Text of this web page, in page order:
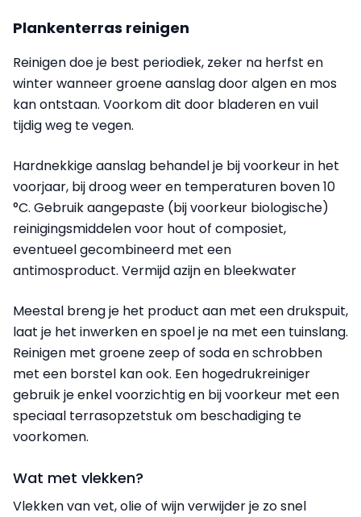
Plankenterras reinigen
Reinigen doe je best periodiek, zeker na herfst en
winter wanneer groene aanslag door algen en mos
kan ontstaan. Voorkom dit door bladeren en vuil
tijdig weg te vegen.
Hardnekkige aanslag behandel je bij voorkeur in het
voorjaar, bij droog weer en temperaturen boven 10
°C. Gebruik aangepaste (bij voorkeur biologische)
reinigingsmiddelen voor hout of composiet,
eventueel gecombineerd met een
antimosproduct. Vermijd azijn en bleekwater
Meestal breng je het product aan met een drukspuit,
laat je het inwerken en spoel je na met een tuinslang.
Reinigen met groene zeep of soda en schrobben
met een borstel kan ook. Een hogedrukreiniger
gebruik je enkel voorzichtig en bij voorkeur met een
speciaal terrasopzetstuk om beschadiging te
voorkomen.
Wat met vlekken?
Vlekken van vet, olie of wijn verwijder je zo snel